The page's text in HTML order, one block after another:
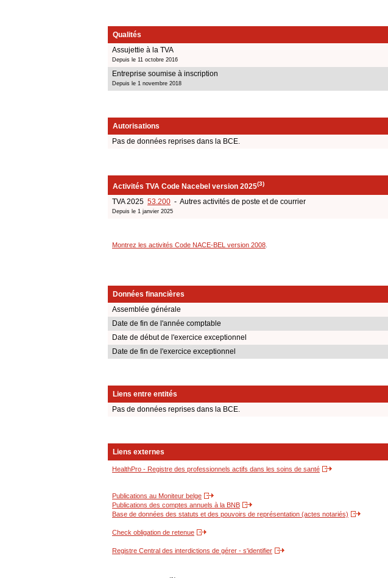
Qualités
Assujettie à la TVA
Depuis le 11 octobre 2016
Entreprise soumise à inscription
Depuis le 1 novembre 2018
Autorisations
Pas de données reprises dans la BCE.
Activités TVA Code Nacebel version 2025(3)
TVA 2025 53.200 - Autres activités de poste et de courrier
Depuis le 1 janvier 2025
Montrez les activités Code NACE-BEL version 2008
Données financières
Assemblée générale
Date de fin de l'année comptable
Date de début de l'exercice exceptionnel
Date de fin de l'exercice exceptionnel
Liens entre entités
Pas de données reprises dans la BCE.
Liens externes
HealthPro - Registre des professionnels actifs dans les soins de santé
Publications au Moniteur belge
Publications des comptes annuels à la BNB
Base de données des statuts et des pouvoirs de représentation (actes notariés)
Check obligation de retenue
Registre Central des interdictions de gérer - s'identifier